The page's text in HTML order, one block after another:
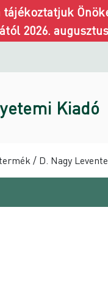
2026.
Kiadó
/ D. Nagy Levente